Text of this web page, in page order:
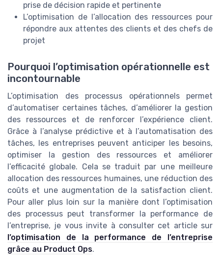
prise de décision rapide et pertinente
L’optimisation de l’allocation des ressources pour
répondre aux attentes des clients et des chefs de
projet
Pourquoi l’optimisation opérationnelle est
incontournable
L’optimisation des processus opérationnels permet
d’automatiser certaines tâches, d’améliorer la gestion
des ressources et de renforcer l’expérience client.
Grâce à l’analyse prédictive et à l’automatisation des
tâches, les entreprises peuvent anticiper les besoins,
optimiser la gestion des ressources et améliorer
l’efficacité globale. Cela se traduit par une meilleure
allocation des ressources humaines, une réduction des
coûts et une augmentation de la satisfaction client.
Pour aller plus loin sur la manière dont l’optimisation
des processus peut transformer la performance de
l’entreprise, je vous invite à consulter cet article sur
l’optimisation de la performance de l’entreprise
grâce au Product Ops.